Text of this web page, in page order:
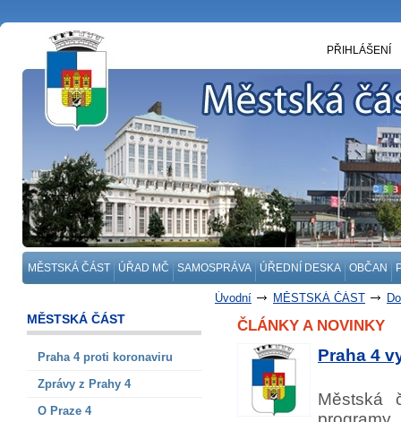
MĚSTSKÁ ČÁST ÚŘAD MČ SAMOSPRÁVA ÚŘEDNÍ DESKA OBČAN
PŘIHLÁŠENÍ
Úvodní MĚSTSKÁ ČÁST
MĚSTSKÁ ČÁST
Praha 4 proti koronaviru
Zprávy z Prahy 4
O Praze 4
ČLÁNKY A NOVINKY
Praha 4
Městská